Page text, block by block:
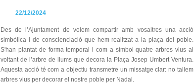
22/12/2024
Des de l’Ajuntament de volem compartir amb vosaltres una acció
simbòlica i de conscienciació que hem realitzat a la plaça del poble.
S'han plantat de forma temporal i com a símbol quatre arbres vius al
voltant de l’arbre de llums que decora la Plaça Josep Umbert Ventura.
Aquesta acció té com a objectiu transmetre un missatge clar: no tallem
arbres vius per decorar el nostre poble per Nadal.